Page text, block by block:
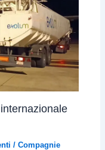
/Compagnie